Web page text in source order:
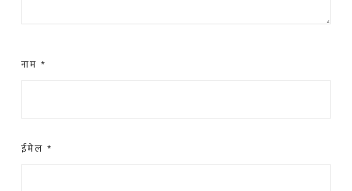
नाम *
ईमेल *